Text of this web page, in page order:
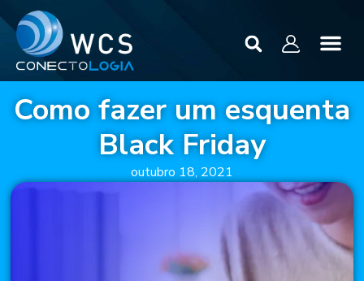
Como fazer um esquenta
Black Friday
outubro 18, 2021